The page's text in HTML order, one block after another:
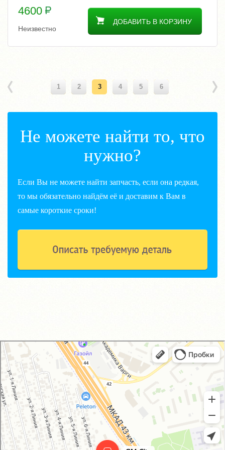
4600
ДОБАВИТЬ В КОРЗИНУ
Неизвестно
1 2 3 4 5 6
Не можете найти то, что
нужно?
Если Вы не можете найти запчасть, если она редкая,
то мы обязательно найдём её и доставим к Вам в
самые короткие сроки!
GM-City&VAG-Repair
Автосервис, автотехцентр в Москве
Магазин автозапчастей и автотоваров в Москве